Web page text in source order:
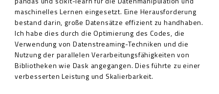
maschinelles Lernen eingesetzt. Eine Herausforderung
bestand darin, große Datensätze effizient zu handhaben.
Ich habe dies durch die Optimierung des Codes, die
Verwendung von Datenstreaming-Techniken und die
Nutzung der parallelen Verarbeitungsfähigkeiten von
Bibliotheken wie Dask angegangen. Dies führte zu einer
verbesserten Leistung und Skalierbarkeit.